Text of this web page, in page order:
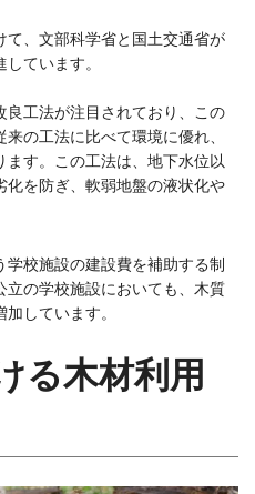
、文部科学省と国土交通省が
ています。
良工法が注目されており、この
の工法に比べて環境に優れ、
す。この工法は、地下水位以
を防ぎ、軟弱地盤の液状化や
校施設の建設費を補助する制
立の学校施設においても、木質
しています。
る木材利用